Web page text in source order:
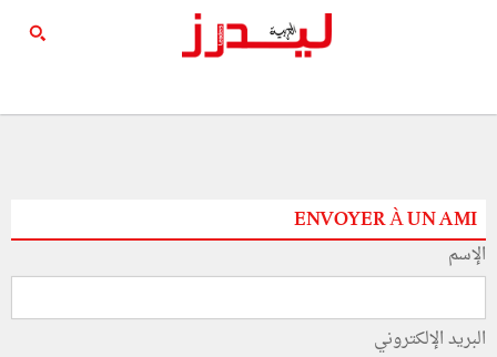
ENVOYER À UN AMI
الإسم
البريد الإلكتروني